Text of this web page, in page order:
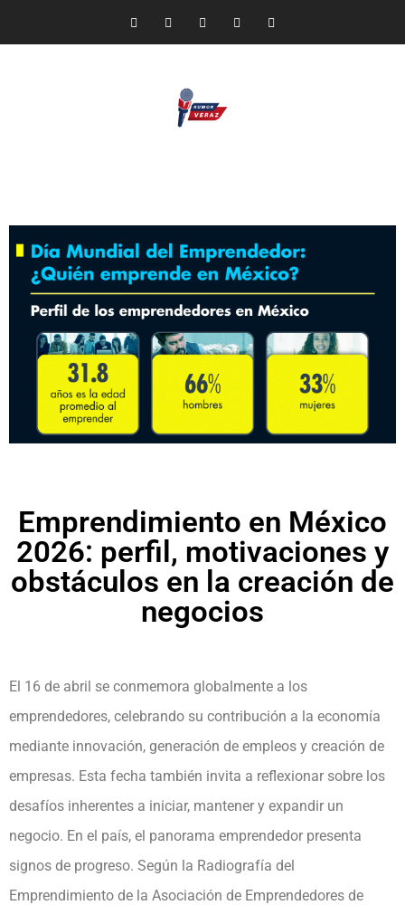
Emprendimiento en México
2026: perfil, motivaciones y
obstáculos en la creación de
negocios
El 16 de abril se conmemora globalmente a los
emprendedores, celebrando su contribución a la economía
mediante innovación, generación de empleos y creación de
empresas. Esta fecha también invita a reflexionar sobre los
desafíos inherentes a iniciar, mantener y expandir un
negocio. En el país, el panorama emprendedor presenta
signos de progreso. Según la Radiografía del
Emprendimiento de la Asociación de Emprendedores de